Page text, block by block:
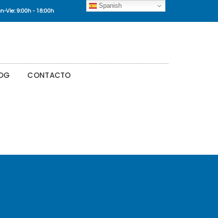
Vie: 9:00h - 18:00h
CONTACTO
Spanish